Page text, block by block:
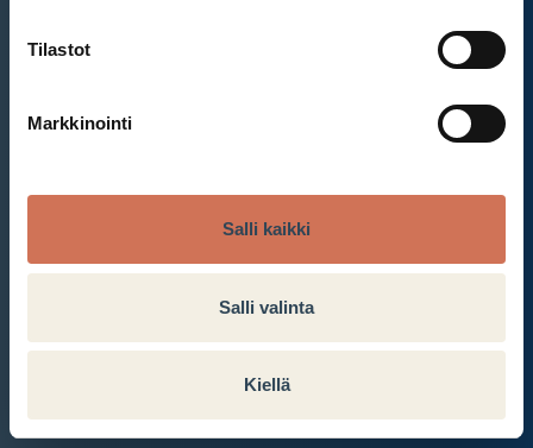
Tilastot
Markkinointi
Salli kaikki
Salli valinta
Kiellä